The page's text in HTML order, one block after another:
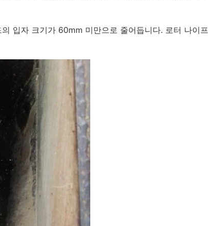
랜트
더»
입자 크기가 60mm 미만으로 줄어듭니다. 로터 나이프